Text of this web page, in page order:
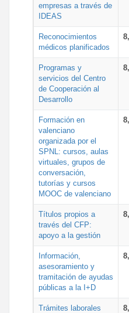
empresas a través de
IDEAS
Reconocimientos
médicos planificados
Programas y
servicios del Centro
de Cooperación al
Desarrollo
Formación en
valenciano
organizada por el
SPNL: cursos, aulas
virtuales, grupos de
conversación,
tutorías y cursos
MOOC de valenciano
Títulos propios a
través del CFP:
apoyo a la gestión
Información,
asesoramiento y
tramitación de ayudas
públicas a la I+D
Trámites laborales